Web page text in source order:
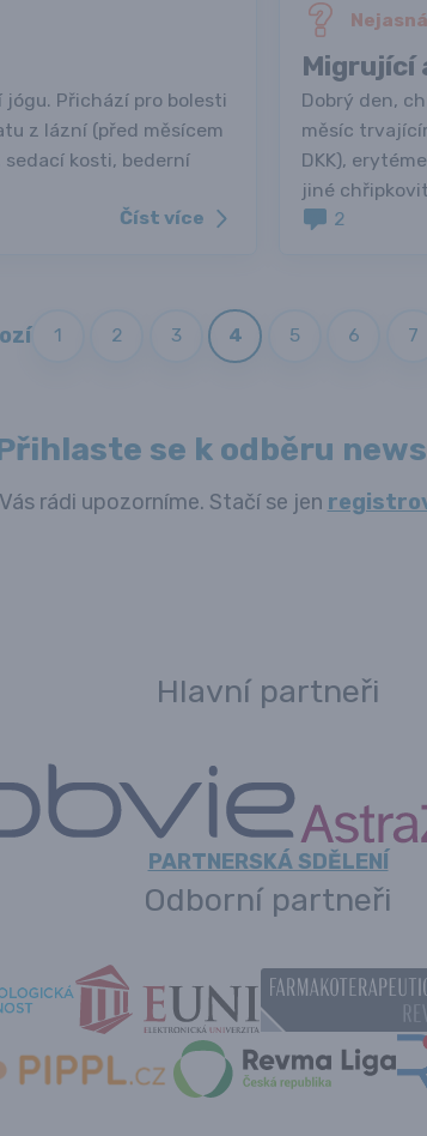
Přichází pro bolesti
z lázní (před měsícem
sedací kosti, bederní
Číst více
Migrující
Dobrý den,
měsíc
DKK),
jiné
2
1 2 3 4 5 6 7
se k odběru
rádi upozorníme. Stačí se jen
Hlavní partneři
PARTNERSKÁ SDĚLENÍ
Odborní partneři